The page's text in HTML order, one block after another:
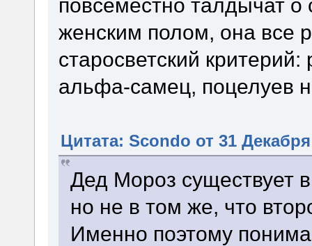
повсеместно талдычат
женским полом, она все
старосветский
альфа-самец, поцелуев
Цитата: Scondo от 31
Дед Мороз существует
но не в том же, что
Именно поэтому